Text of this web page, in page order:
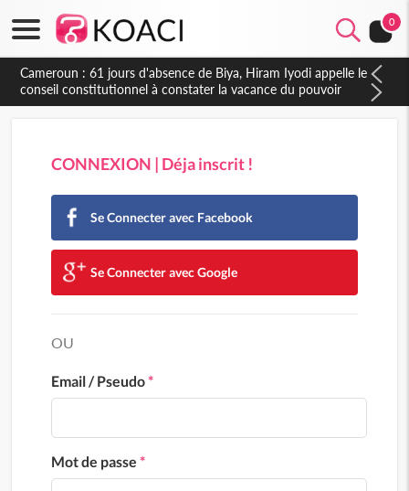
0
Côte d'Ivoire : Fin de la pagaille au PDCI-RDA, Lessiehi bannit
les mouvements sauvages
CONNEXION | Déja inscrit !
Se Connecter avec Facebook
Se Connecter avec Google
OU
Email / Pseudo*
Mot de passe *